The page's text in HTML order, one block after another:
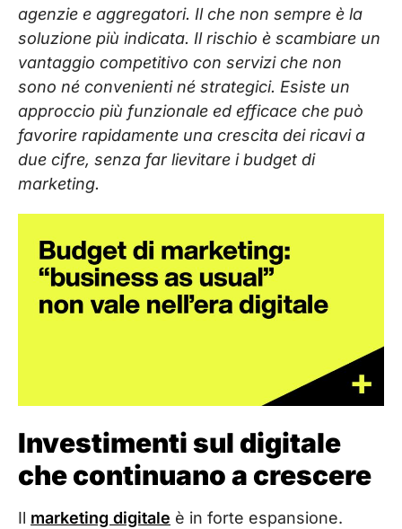
agenzie e aggregatori. Il che non sempre è la
soluzione più indicata. Il rischio è scambiare un
vantaggio competitivo con servizi che non
sono né convenienti né strategici. Esiste un
approccio più funzionale ed efficace che può
favorire rapidamente una crescita dei ricavi a
due cifre, senza far lievitare i budget di
marketing.
Investimenti sul digitale
che continuano a crescere
Il marketing digitale è in forte espansione.